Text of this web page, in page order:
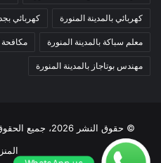
كهربائي بالمدينة المنورة كهربائي
معلم سباكة بالمدينة المنورة مكافحة
مهندس بوتاجاز بالمدينة المنورة
© حقوق النشر 2026، جميع الحقوق محفوظة |